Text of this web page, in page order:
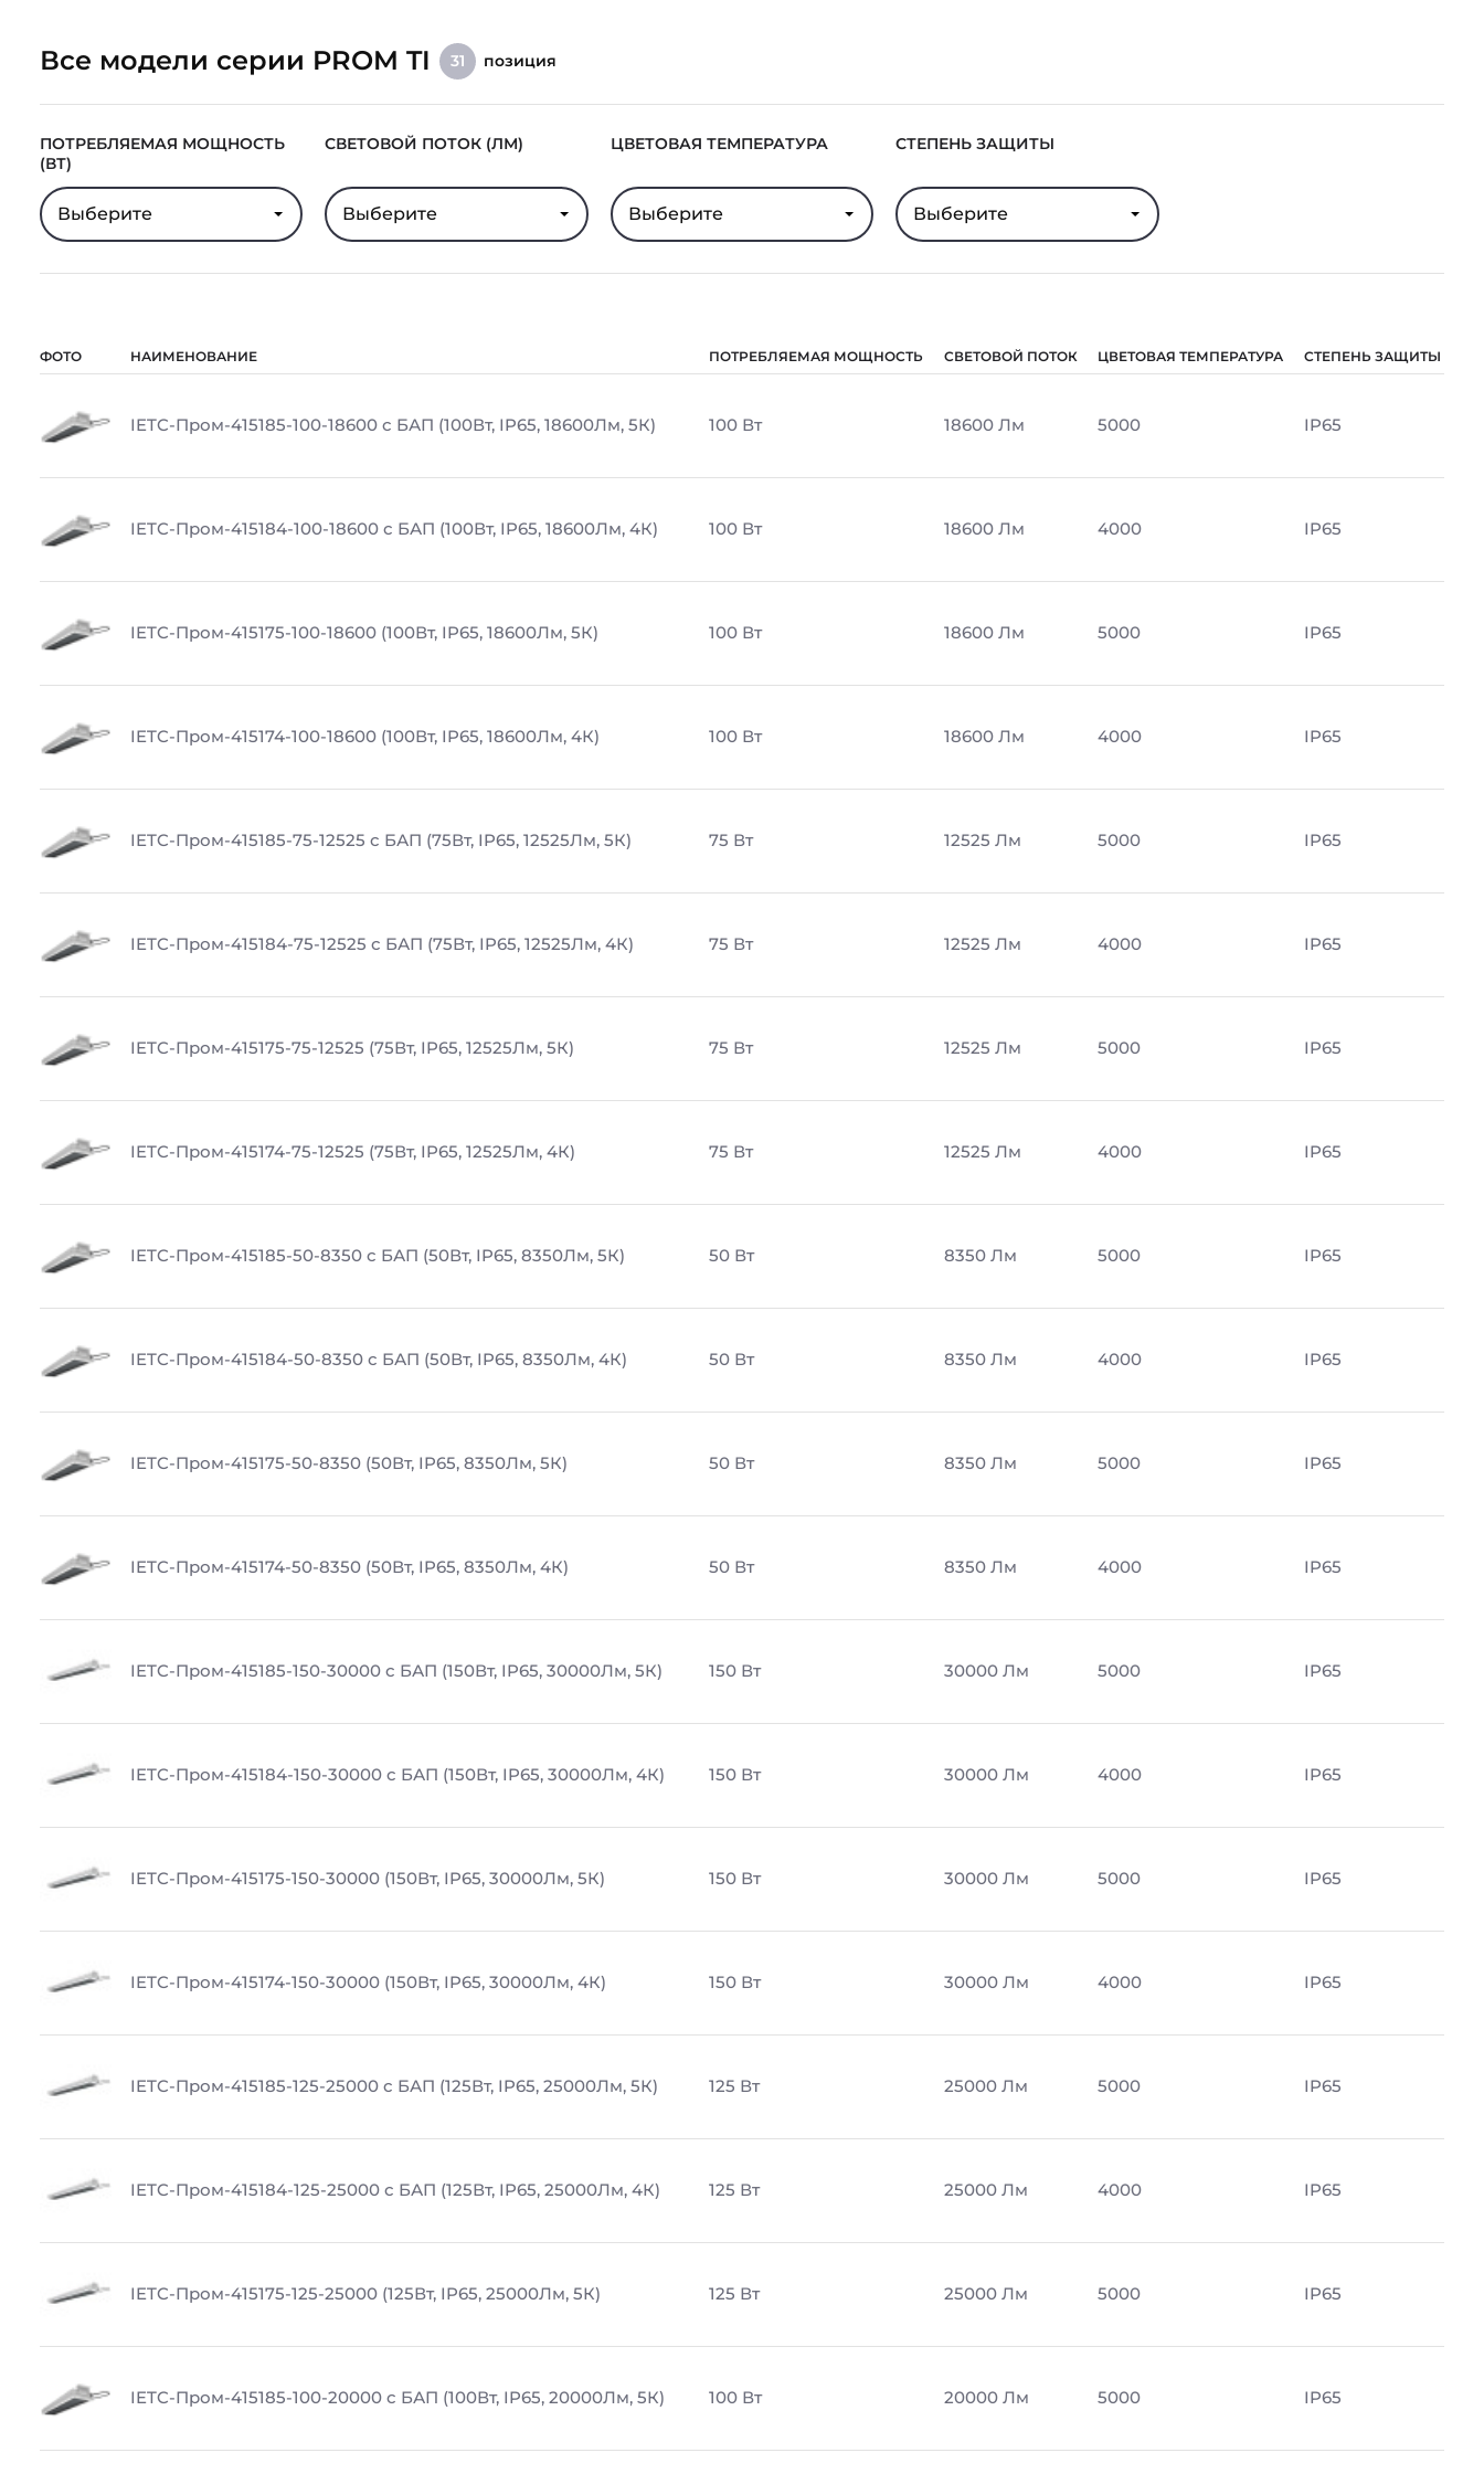
Все модели серии PROM TI 31 позиция
ПОТРЕБЛЯЕМАЯ МОЩНОСТЬ
(ВТ)
Выберите
СВЕТОВОЙ ПОТОК (ЛМ)
Выберите
ЦВЕТОВАЯ ТЕМПЕРАТУРА
Выберите
СТЕПЕНЬ ЗАЩИТЫ
Выберите
ФОТО НАИМЕНОВАНИЕ ПОТРЕБЛЯЕМАЯ МОЩНОСТЬ СВЕТОВОЙ ПОТОК ЦВЕТОВАЯ ТЕМПЕРАТУРА СТЕПЕНЬ ЗАЩИТЫ
IETC-Пром-415185-100-18600 с БАП (100Вт, IP65, 18600Лм, 5К) 100 Вт 18600 Лм 5000 IP65
IETC-Пром-415184-100-18600 с БАП (100Вт, IP65, 18600Лм, 4К) 100 Вт 18600 Лм 4000 IP65
IETC-Пром-415175-100-18600 (100Вт, IP65, 18600Лм, 5К) 100 Вт 18600 Лм 5000 IP65
IETC-Пром-415174-100-18600 (100Вт, IP65, 18600Лм, 4К) 100 Вт 18600 Лм 4000 IP65
IETC-Пром-415185-75-12525 с БАП (75Вт, IP65, 12525Лм, 5К) 75 Вт 12525 Лм 5000 IP65
IETC-Пром-415184-75-12525 с БАП (75Вт, IP65, 12525Лм, 4К) 75 Вт 12525 Лм 4000 IP65
IETC-Пром-415175-75-12525 (75Вт, IP65, 12525Лм, 5К) 75 Вт 12525 Лм 5000 IP65
IETC-Пром-415174-75-12525 (75Вт, IP65, 12525Лм, 4К) 75 Вт 12525 Лм 4000 IP65
IETC-Пром-415185-50-8350 с БАП (50Вт, IP65, 8350Лм, 5К) 50 Вт 8350 Лм 5000 IP65
IETC-Пром-415184-50-8350 с БАП (50Вт, IP65, 8350Лм, 4К) 50 Вт 8350 Лм 4000 IP65
IETC-Пром-415175-50-8350 (50Вт, IP65, 8350Лм, 5К) 50 Вт 8350 Лм 5000 IP65
IETC-Пром-415174-50-8350 (50Вт, IP65, 8350Лм, 4К) 50 Вт 8350 Лм 4000 IP65
IETC-Пром-415185-150-30000 с БАП (150Вт, IP65, 30000Лм, 5К) 150 Вт 30000 Лм 5000 IP65
IETC-Пром-415184-150-30000 с БАП (150Вт, IP65, 30000Лм, 4К) 150 Вт 30000 Лм 4000 IP65
IETC-Пром-415175-150-30000 (150Вт, IP65, 30000Лм, 5К) 150 Вт 30000 Лм 5000 IP65
IETC-Пром-415174-150-30000 (150Вт, IP65, 30000Лм, 4К) 150 Вт 30000 Лм 4000 IP65
IETC-Пром-415185-125-25000 с БАП (125Вт, IP65, 25000Лм, 5К) 125 Вт 25000 Лм 5000 IP65
IETC-Пром-415184-125-25000 с БАП (125Вт, IP65, 25000Лм, 4К) 125 Вт 25000 Лм 4000 IP65
IETC-Пром-415175-125-25000 (125Вт, IP65, 25000Лм, 5К) 125 Вт 25000 Лм 5000 IP65
IETC-Пром-415185-100-20000 с БАП (100Вт, IP65, 20000Лм, 5К) 100 Вт 20000 Лм 5000 IP65